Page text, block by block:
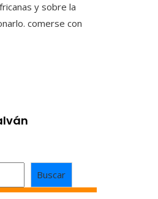
y sobre la
comerse con
Buscar